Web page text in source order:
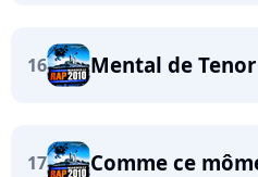
16 Mental de
17 Comme ce